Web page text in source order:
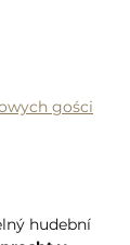
gości
hudební